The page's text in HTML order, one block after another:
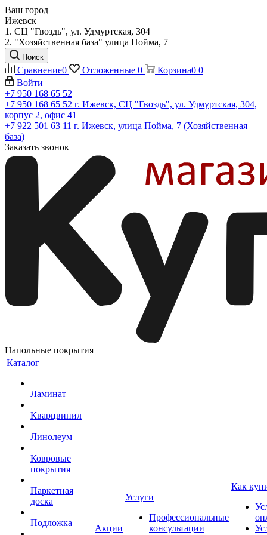
Ваш город
Ижевск
1. СЦ "Гвоздь", ул. Удмуртская, 304
2. "Хозяйственная база" улица Пойма, 7
Поиск
Сравнение0 Отложенные 0 Корзина0 0
Войти
+7 950 168 65 52
+7 950 168 65 52 г. Ижевск, СЦ "Гвоздь", ул. Удмуртская, 304,
корпус 2, офис 41
+7 922 501 63 11 г. Ижевск, улица Пойма, 7 (Хозяйственная
база)
Заказать звонок
Напольные покрытия
Каталог
Ламинат
Кварцвинил
Линолеум
Ковровые
покрытия
Паркетная
доска
Подложка
Акции
Услуги
Профессиональные
консультации
Как